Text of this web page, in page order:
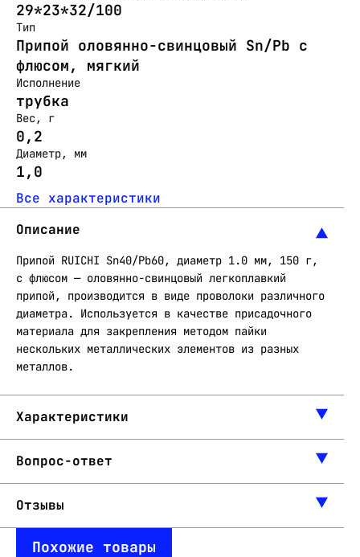
29*23*32/100
Тип
Припой оловянно-свинцовый Sn/Pb с
флюсом, мягкий
Исполнение
трубка
Вес, г
0,2
Диаметр, мм
1,0
Все характеристики
Описание
Припой RUICHI Sn40/Pb60, диаметр 1.0 мм, 150 г,
с флюсом — оловянно-свинцовый легкоплавкий
припой, производится в виде проволоки различного
диаметра. Используется в качестве присадочного
материала для закрепления методом пайки
нескольких металлических элементов из разных
металлов.
Характеристики
Вопрос-ответ
Отзывы
Похожие товары